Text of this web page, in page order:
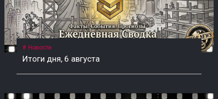
Новости
Итоги дня, 6 августа